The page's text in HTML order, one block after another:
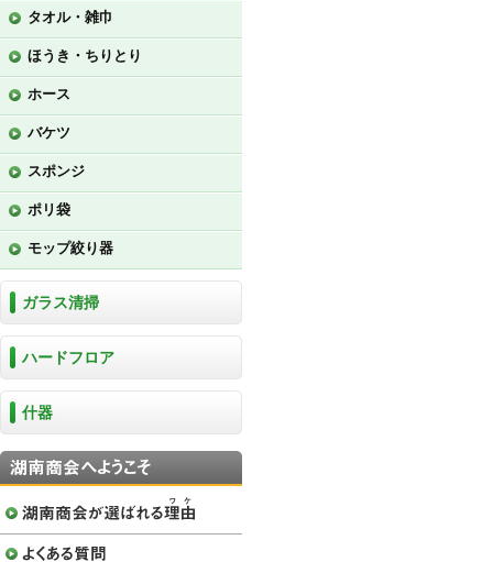
タオル・雑巾
ほうき・ちりとり
ホース
バケツ
スポンジ
ポリ袋
モップ絞り器
ガラス清掃
ハードフロア
什器